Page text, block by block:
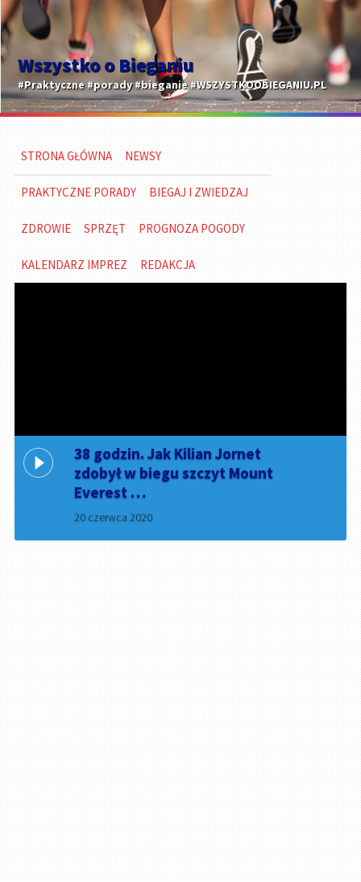
Wszystko o Bieganiu
#Praktyczne #porady #bieganie #WSZYSTKOOBIEGANIU.PL
STRONA GŁÓWNA NEWSY
PRAKTYCZNE PORADY BIEGAJ I ZWIEDZAJ
ZDROWIE SPRZĘT PROGNOZA POGODY
KALENDARZ IMPREZ REDAKCJA
38 godzin. Jak Kilian Jornet
zdobył w biegu szczyt Mount
Everest …
20 czerwca 2020